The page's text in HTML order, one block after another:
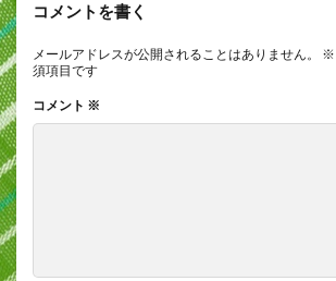
コメントを書く
メールアドレスが公開されることはありません。 ※
須項目です
コメント ※